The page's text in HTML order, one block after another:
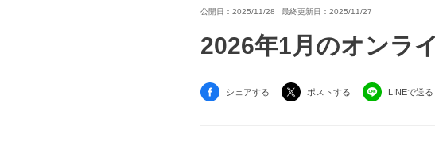
公開日：2025/11/28 最終更新日：2025/11/27
2026年1月のオンラ
シェアする ポストする LINEで送る